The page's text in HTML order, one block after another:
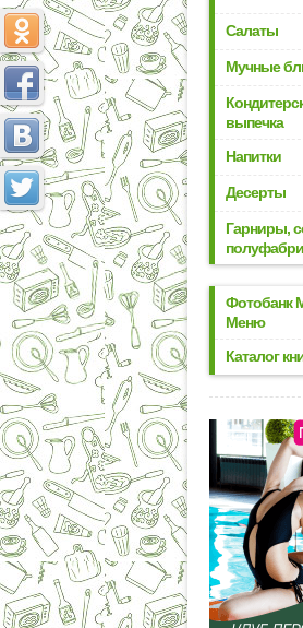
Салаты
Мучные
выпечка
Напитки
Десерты
Гарниры,
Фотобанк
Меню
Каталог